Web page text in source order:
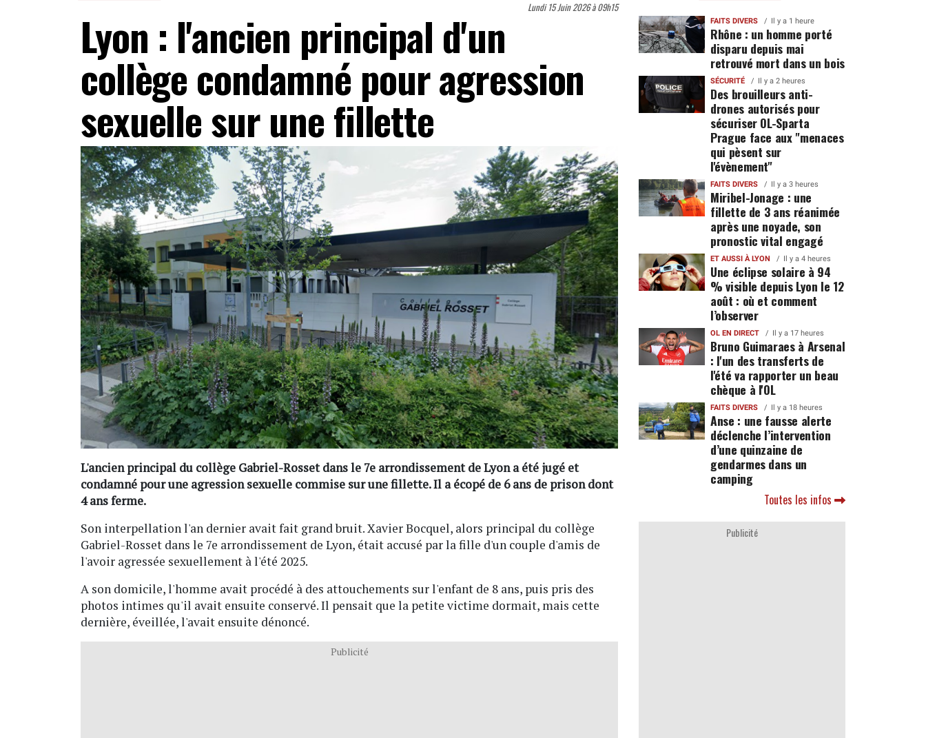
Lundi 15 Juin 2026 à 09h15
Lyon : l'ancien principal d'un
collège condamné pour agression
sexuelle sur une fillette
L'ancien principal du collège Gabriel-Rosset dans le 7e arrondissement de Lyon a été jugé et
condamné pour une agression sexuelle commise sur une fillette. Il a écopé de 6 ans de prison dont
4 ans ferme.
Son interpellation l'an dernier avait fait grand bruit. Xavier Bocquel, alors principal du collège
Gabriel-Rosset dans le 7e arrondissement de Lyon, était accusé par la fille d'un couple d'amis de
l'avoir agressée sexuellement à l'été 2025.
A son domicile, l'homme avait procédé à des attouchements sur l'enfant de 8 ans, puis pris des
photos intimes qu'il avait ensuite conservé. Il pensait que la petite victime dormait, mais cette
dernière, éveillée, l'avait ensuite dénoncé.
Publicité
FAITS DIVERS Il y a 1 heure
Rhône : un homme porté
disparu depuis mai
retrouvé mort dans un bois
SÉCURITÉ Il y a 2 heures
Des brouilleurs anti-
drones autorisés pour
sécuriser OL-Sparta
Prague face aux "menaces
qui pèsent sur
l'évènement"
FAITS DIVERS Il y a 3 heures
Miribel-Jonage : une
fillette de 3 ans réanimée
après une noyade, son
pronostic vital engagé
ET AUSSI À LYON Il y a 4 heures
Une éclipse solaire à 94
% visible depuis Lyon le 12
août : où et comment
l’observer
OL EN DIRECT Il y a 17 heures
Bruno Guimaraes à Arsenal
: l'un des transferts de
l'été va rapporter un beau
chèque à l'OL
FAITS DIVERS Il y a 18 heures
Anse : une fausse alerte
déclenche l’intervention
d’une quinzaine de
gendarmes dans un
camping
Toutes les infos
Publicité